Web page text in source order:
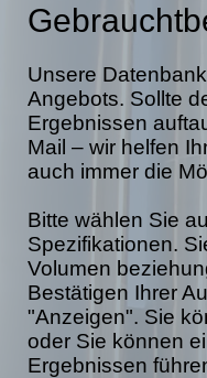
Unsere
Angebots. Sollte
Ergebnissen
Mail – wir helfen
auch immer die
Bitte wählen Sie
Spezifikationen.
Volumen
Bestätigen Ihrer
"Anzeigen". Sie
oder Sie können
Ergebnissen